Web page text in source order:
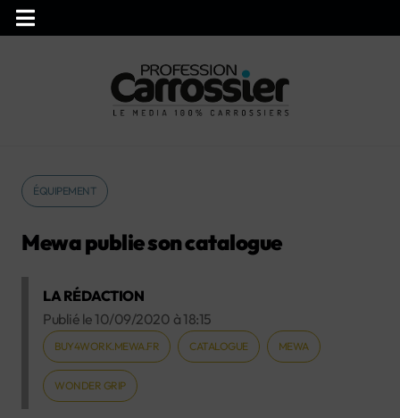
ÉQUIPEMENT
Mewa publie son catalogue
LA RÉDACTION
Publié le 10/09/2020 à 18:15
BUY4WORK.MEWA.FR CATALOGUE MEWA
WONDER GRIP